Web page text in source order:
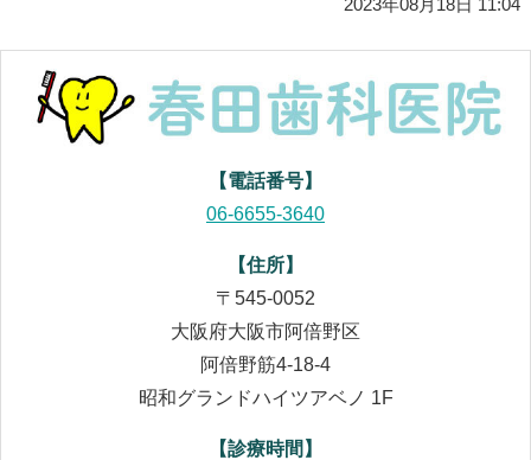
2023年08月18日 11:04
【電話番号】
06-6655-3640
【住所】
〒545-0052
大阪府大阪市阿倍野区
阿倍野筋4-18-4
昭和グランドハイツアベノ 1F
【診療時間】